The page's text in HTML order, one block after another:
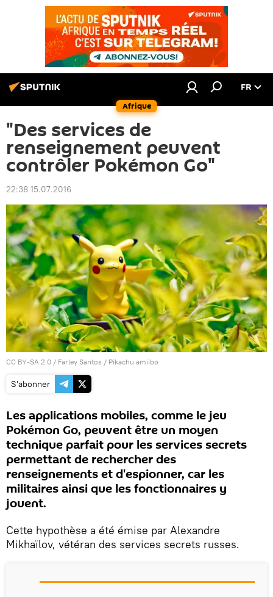
Afrique
FR
"Des services de
renseignement peuvent
contrôler Pokémon Go"
22:38 15.07.2016
CC BY-SA 2.0 / Farley Santos / Pikachu amiibo
S'abonner
Les applications mobiles, comme le jeu
Pokémon Go, peuvent être un moyen
technique parfait pour les services secrets
permettant de rechercher des
renseignements et d'espionner, car les
militaires ainsi que les fonctionnaires y
jouent.
Cette hypothèse a été émise par Alexandre
Mikhaïlov, vétéran des services secrets russes.